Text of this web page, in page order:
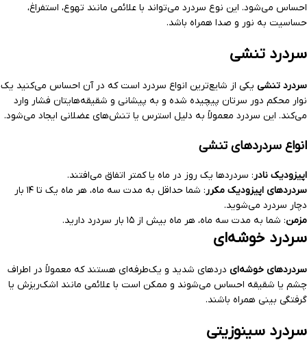
احساس می‌شود. این نوع سردرد می‌تواند با علائمی مانند تهوع، استفراغ،
حساسیت به نور و صدا همراه باشد.
سردرد تنشی
سردرد تنشی یکی از شایع‌ترین انواع سردرد است که در آن احساس می‌کنید یک
نوار محکم دور سرتان پیچیده شده و به پیشانی و شقیقه‌هایتان فشار وارد
می‌کند. این سردرد معمولاً به دلیل استرس یا تنش‌های عضلانی ایجاد می‌شود.
انواع سردردهای تنشی
اپیزودیک نادر : سردردها یک روز در ماه یا کمتر اتفاق می‌افتند.
سردردهای اپیزودیک مکرر
: شما حداقل به مدت سه ماه، هر ماه یک تا ۱۴ بار
دچار سردرد می‌شوید.
مزمن: شما به مدت سه ماه، هر ماه بیش از ۱۵ بار سردرد دارید.
سردرد خوشه‌ای
سردردهای خوشه‌ای دردهای شدید و یک‌طرفه‌ای هستند که معمولاً در اطراف
چشم یا شقیقه احساس می‌شوند و ممکن است با علائمی مانند اشک‌ریزش یا
گرفتگی بینی همراه باشند.
سردرد سینوزیتی